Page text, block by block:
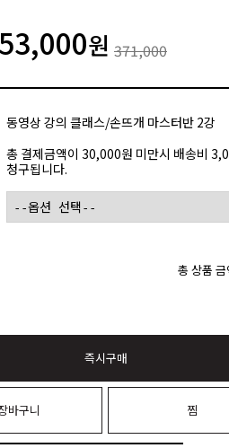
원 371,000
동영상 강의 클래스/손뜨개 마스터반 2강
총 결제금액이 30,000원 미만시 배송비
청구됩니다.
총 상품
즉시구매
바구니 찜